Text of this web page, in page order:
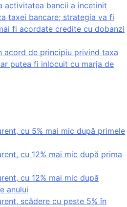
activitatea bancii a incetinit
taxei bancare; strategia va fi
fi acordate credite cu dobanzi
acord de principiu privind taxa
ar putea fi inlocuit cu marja de
cu 5% mai mic după primele
cu 12% mai mic după prima
cu 12% mai mic după
anului
scădere cu peste 5% în